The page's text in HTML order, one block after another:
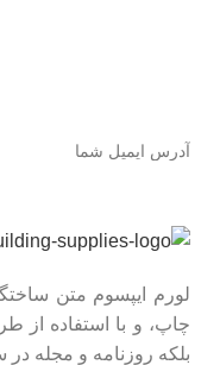
لورم ایپسوم متن
چاپ، و با استفاده از
بلکه روزنامه و مجله